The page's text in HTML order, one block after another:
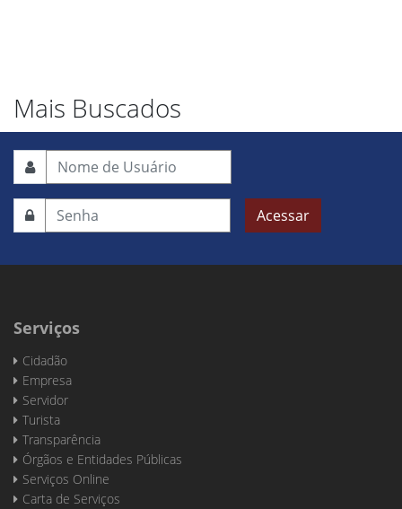
Mais Buscados
Acessar
Serviços
Cidadão
Empresa
Servidor
Turista
Transparência
Órgãos e Entidades Públicas
Serviços Online
Carta de Serviços